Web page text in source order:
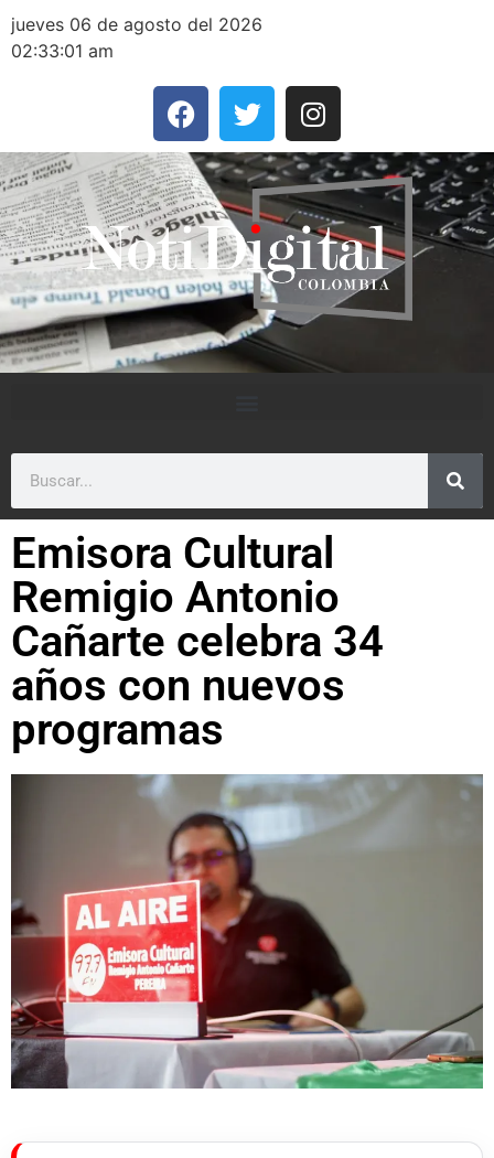
jueves 06 de agosto del 2026
02:33:01 am
Emisora Cultural
Remigio Antonio
Cañarte celebra 34
años con nuevos
programas